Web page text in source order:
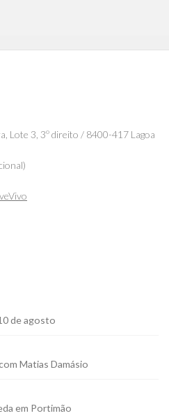
Lote 3, 3º direito / 8400-417 Lagoa
de agosto
Matias Damásio
em Portimão